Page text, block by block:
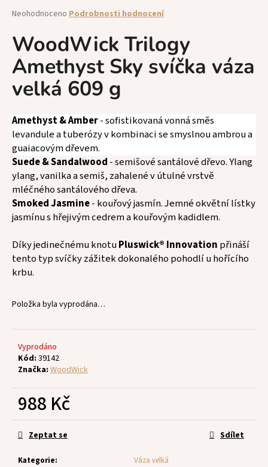
Průměrné
produktu
je
0,0
z
hvězdiček.
Neohodnoceno Podrobnosti hodnocení
WoodWick Trilogy
Amethyst Sky svíčka váza
velká 609 g
Amethyst & Amber- sofistikovaná vonná směs
levandule a tuberózy v kombinaci se smyslnou ambrou a
guaiacovým dřevem.
Suede & Sandalwood - semišové santálové dřevo. Ylang
ylang, vanilka a semiš, zahalené v útulné vrstvě
mléčného santálového dřeva.
Smoked Jasmine- kouřový jasmín. Jemné okvětní lístky
jasmínu s hřejivým cedrem a kouřovým kadidlem.
Díky jedinečnému knotuPluswick® Innovation přináší
tento typ svíčky zážitek dokonalého pohodlí u hořícího
krbu.
Položka byla vyprodána…
Vyprodáno
Kód: 39142
Značka: WoodWick
988 Kč
Měrná
cena:
Kategorie:
Váza velká
Zeptat se Sdílet
a
j
í
t
?
HLEDAT
D
o
p
r
u
č
e